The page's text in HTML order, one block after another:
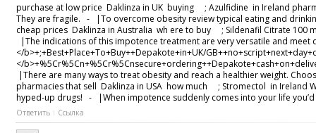
purchase at low price Daklinza in UK buying ; Azulfidine in Ireland
They are fragile. - |To overcome obesity review typical eating and
cheap prices Daklinza in Australia wh ere to buy ; Sildenafil Citrate
|The indications of this impotence treatment are very versatile and
</b>+;+Best+Place+To+Buy++Depakote+in+UK/
</
|There are many ways to treat obesity and reach a healthier weight.
pharmacies that sell Daklinza in USA how much ; Stromectol in Ireland
hyped-up drugs! - |When impotence suddenly comes into your life
Ответить Ссылка